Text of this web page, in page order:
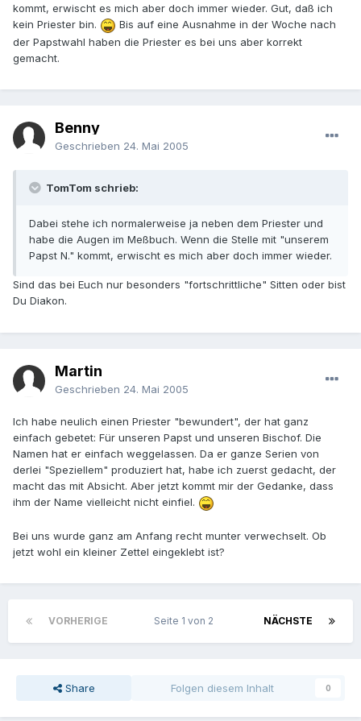
kommt, erwischt es mich aber doch immer wieder. Gut, daß ich
kein Priester bin.
Bis auf eine Ausnahme in der Woche nach
der Papstwahl haben die Priester es bei uns aber korrekt
gemacht.
Benny
Geschrieben 24. Mai 2005
TomTom schrieb:
Dabei stehe ich normalerweise ja neben dem Priester und
habe die Augen im Meßbuch. Wenn die Stelle mit "unserem
Papst N." kommt, erwischt es mich aber doch immer wieder.
Sind das bei Euch nur besonders "fortschrittliche" Sitten oder bist
Du Diakon.
Martin
Geschrieben 24. Mai 2005
Ich habe neulich einen Priester "bewundert", der hat ganz
einfach gebetet: Für unseren Papst und unseren Bischof. Die
Namen hat er einfach weggelassen. Da er ganze Serien von
derlei "Speziellem" produziert hat, habe ich zuerst gedacht, der
macht das mit Absicht. Aber jetzt kommt mir der Gedanke, dass
ihm der Name vielleicht nicht einfiel.
Bei uns wurde ganz am Anfang recht munter verwechselt. Ob
jetzt wohl ein kleiner Zettel eingeklebt ist?
VORHERIGE NÄCHSTE
Seite 1 von 2
Share Folgen diesem Inhalt 0